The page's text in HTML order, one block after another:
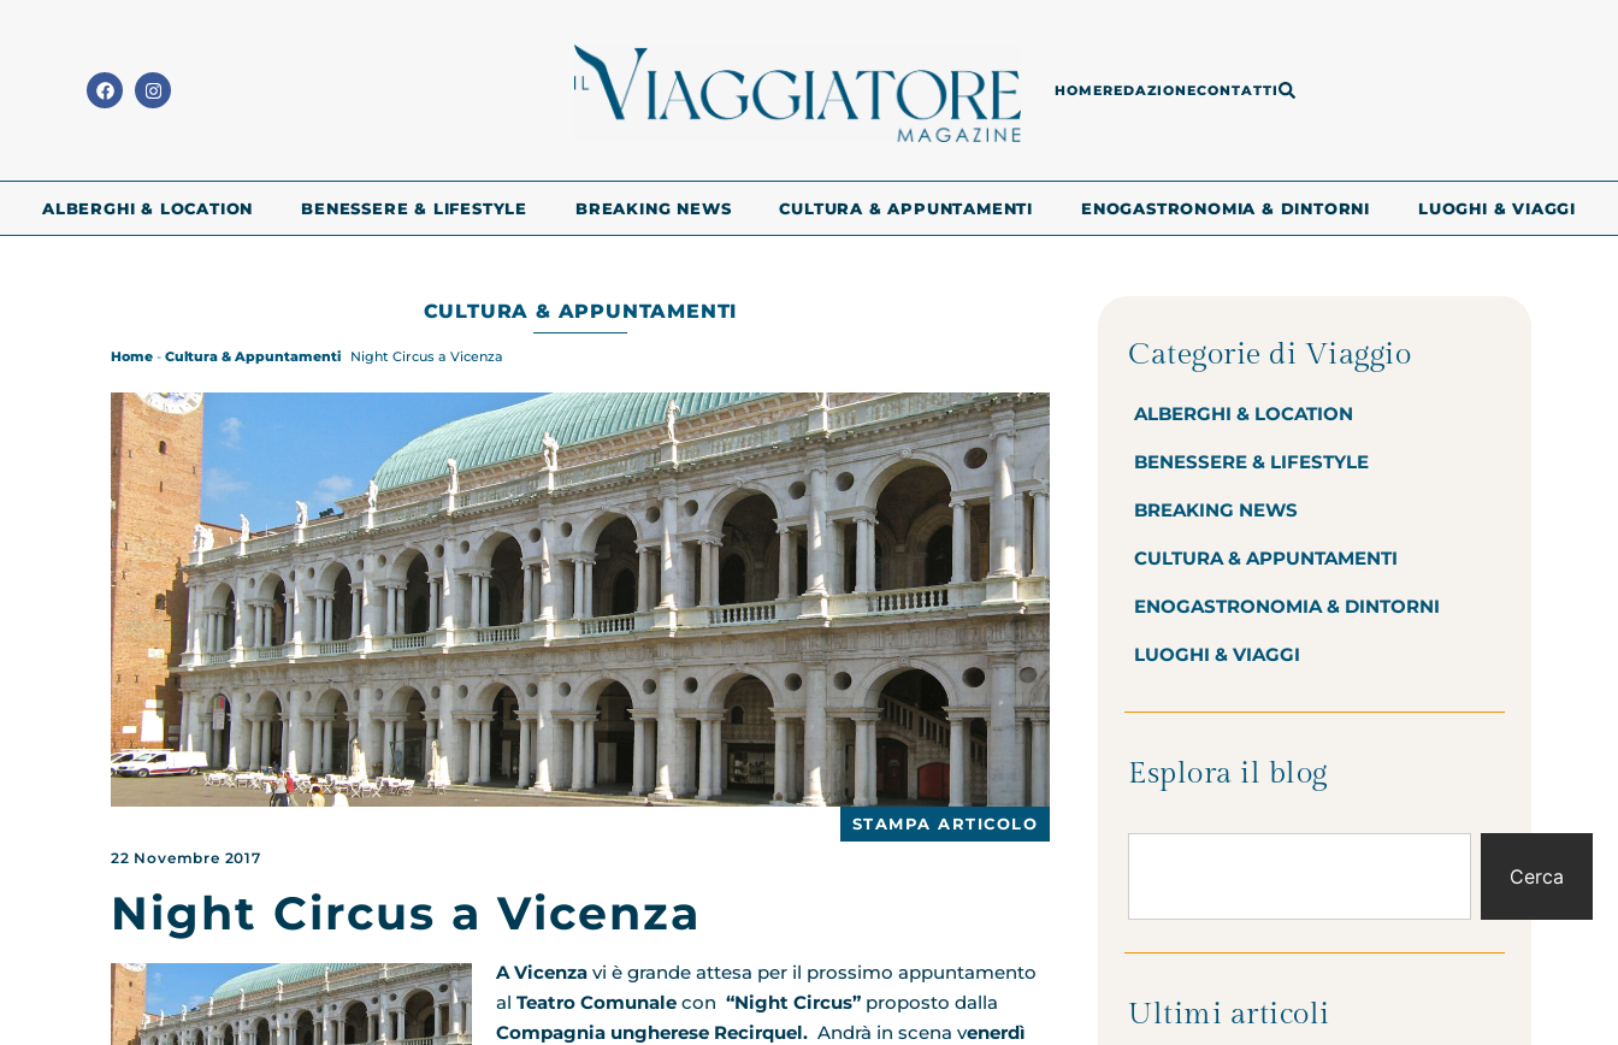
HOMEREDAZIONECONTATTI
ALBERGHI & LOCATION BENESSERE & LIFESTYLE BREAKING NEWS CULTURA & APPUNTAMENTI ENOGASTRONOMIA & DINTORNI LUOGHI & VIAGGI
CULTURA & APPUNTAMENTI
Home - Cultura & Appuntamenti Night Circus a Vicenza
STAMPA ARTICOLO
22 Novembre 2017
Night Circus a Vicenza
A Vicenza vi è grande attesa per il prossimo appuntamento
al Teatro Comunale con “Night Circus” proposto dalla
Compagnia ungherese Recirquel. Andrà in scena venerdì
Categorie di Viaggio
ALBERGHI & LOCATION
BENESSERE & LIFESTYLE
BREAKING NEWS
CULTURA & APPUNTAMENTI
ENOGASTRONOMIA & DINTORNI
LUOGHI & VIAGGI
Esplora il blog
Cerca
Ultimi articoli